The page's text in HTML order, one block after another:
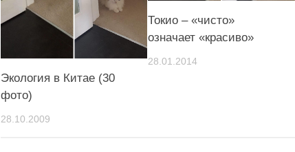
Экология в Китае (30
фото)
28.10.2009
Токио – «чисто»
означает «красиво»
28.01.2014